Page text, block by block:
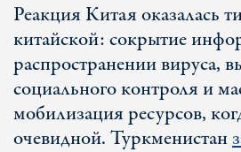
Реакция Китая оказалась
китайской: сокрытие
распространении вируса,
социального контроля и
мобилизация ресурсов,
очевидной. Туркменистан